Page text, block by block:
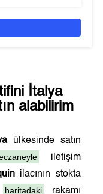
İtalya
alabilirim
ülkesinde satın
iletişim
ilacının stokta
haritadaki rakamı